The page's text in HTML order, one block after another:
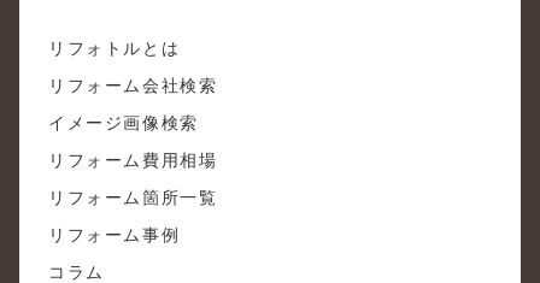
リフォトルとは
リフォーム会社検索
イメージ画像検索
リフォーム費用相場
リフォーム箇所一覧
リフォーム事例
コラム